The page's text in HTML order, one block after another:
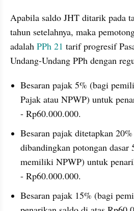
Apabila saldo JHT ditarik pada
tahun setelahnya, maka
adalah PPh 21 tarif progresif
Undang-Undang PPh dengan
Besaran pajak 5% (bagi
Pajak atau NPWP) untuk
- Rp60.000.000.
Besaran pajak ditetapkan
dibandingkan potongan
memiliki NPWP) untuk
- Rp60.000.000.
Besaran pajak 15% (bagi